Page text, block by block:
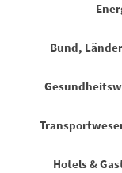
Bund,
Hotels &